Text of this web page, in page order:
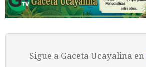
Sigue a Gaceta Ucayalina en